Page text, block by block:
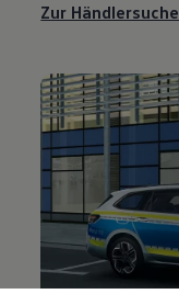
Zur Händlersuche